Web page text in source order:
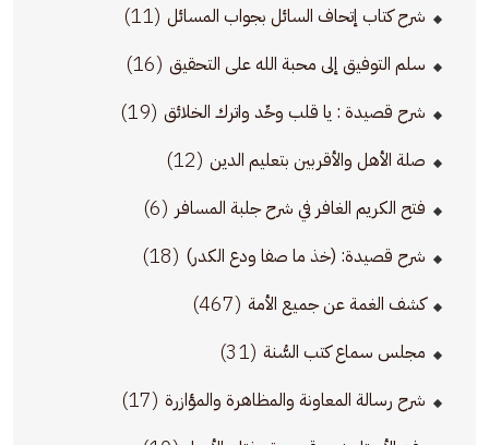
شرح كتاب إتحاف السائل بجواب المسائل (11)
سلم التوفيق إلى محبة الله على التحقيق (16)
شرح قصيدة : يا قلب وحِّد واترك الخلائق (19)
صلة الأهل والأقربين بتعليم الدين (12)
فتح الكريم الغافر في شرح جلبة المسافر (6)
شرح قصيدة: (خذ ما صفا ودع الكدر) (18)
كشف الغمة عن جميع الأمة (467)
مجلس سماع كتب السُّنة (31)
شرح رسالة المعاونة والمظاهرة والمؤازرة (17)